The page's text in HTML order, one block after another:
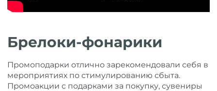
Брелоки-фонарики
Промоподарки отлично зарекомендовали себя в
мероприятиях по стимулированию сбыта.
Промоакции с подарками за покупку, сувениры